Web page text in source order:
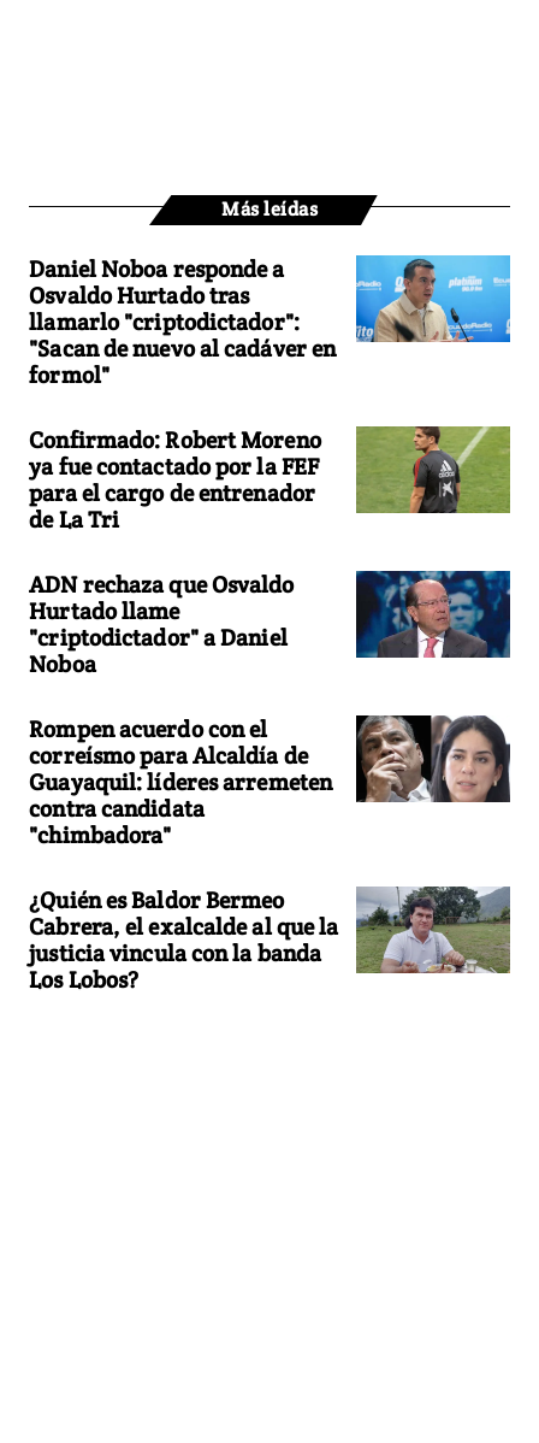
Más leídas
Daniel Noboa responde a
Osvaldo Hurtado tras
llamarlo "criptodictador":
"Sacan de nuevo al cadáver en
formol"
Confirmado: Robert Moreno
ya fue contactado por la FEF
para el cargo de entrenador
de La Tri
ADN rechaza que Osvaldo
Hurtado llame
"criptodictador" a Daniel
Noboa
Rompen acuerdo con el
correísmo para Alcaldía de
Guayaquil: líderes arremeten
contra candidata
"chimbadora"
¿Quién es Baldor Bermeo
Cabrera, el exalcalde al que la
justicia vincula con la banda
Los Lobos?